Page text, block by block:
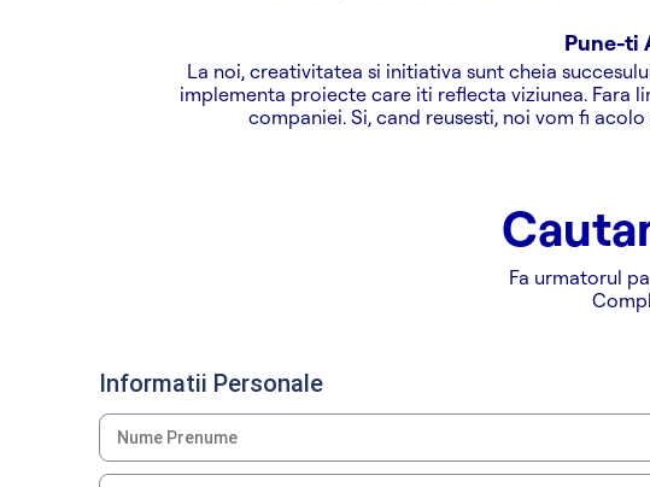
Pune-ti
La noi, creativitatea si initiativa sunt cheia
implementa proiecte care iti reflecta viziunea. Fara
companiei. Si, cand reusesti, noi vom fi
Fa urmatorul
Informatii Personale